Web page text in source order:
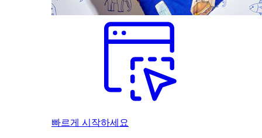
빠르게 시작하세요